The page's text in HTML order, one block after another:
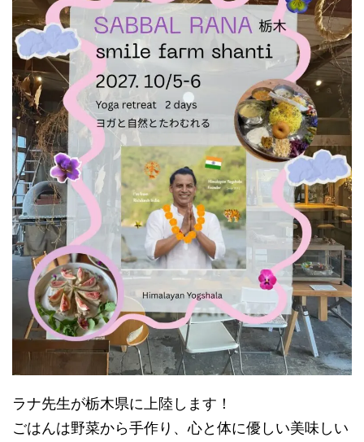
ラナ先生が栃木県に上陸します！
ごはんは野菜から手作り、心と体に優しい美味しい